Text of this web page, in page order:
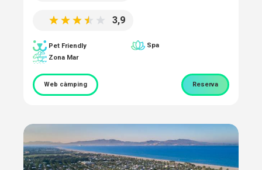
3,9
Pet Friendly
Spa
Zona Mar
Web càmping Reserva